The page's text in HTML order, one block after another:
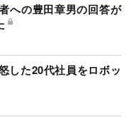
への豊田章男の回答が
した20代社員をロボッ